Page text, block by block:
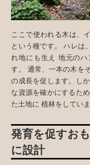
ここで使われる木は、
という種です。 ハレは
れ地にも生え 地元の
す。 通常、一本の木を
の成長を促します。し
な資源を確かにするた
た土地に 植林をしていま
発育を促すお
に設計